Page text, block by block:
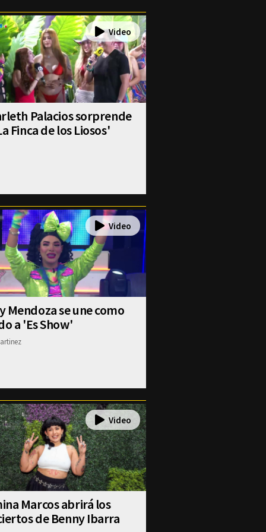
Palacios sorprende
Finca de los Liosos'
Mendoza se une como
a 'Es Show'
Marcos abrirá los
de Benny Ibarra